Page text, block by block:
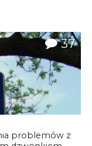
37
problemów z